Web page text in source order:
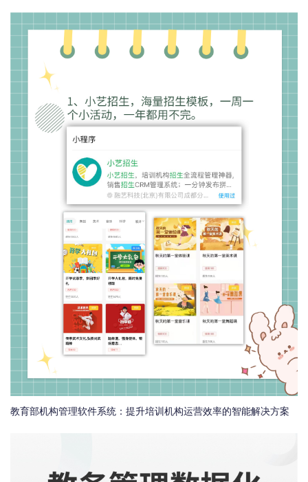
教育部机构管理软件系统：提升培训机构运营效率的智能解决方案